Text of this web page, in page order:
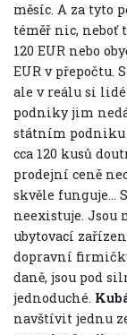
měsíc. A za tyto
téměř nic, neboť
120 EUR nebo
EUR v přepočtu.
ale v reálu si
podniky jim
státním podniku
cca 120 kusů
prodejní ceně
skvěle funguje…
neexistuje. Jsou
ubytovací
dopravní
daně, jsou pod
jednoduché.
navštívit jednu